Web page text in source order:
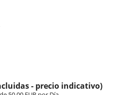
wireless internet, 40 inch TV with
Outdoor shower in the master
comfort. Staff are available upon
of your stay.
- precio indicativo)